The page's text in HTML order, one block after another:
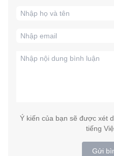
Ý kiến của bạn sẽ được xét
tiếng
Gửi